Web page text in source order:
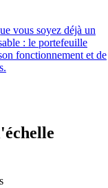
vous soyez déjà un
: le portefeuille
fonctionnement et de